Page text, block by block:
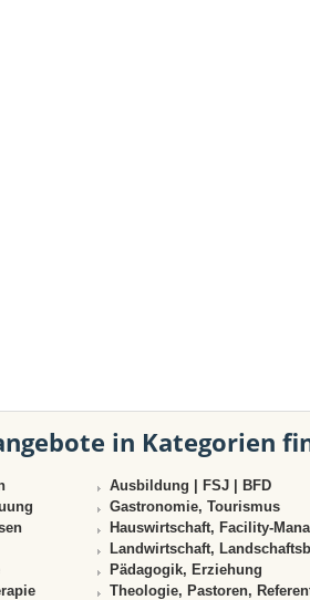
in Kategorien
Ausbildung | FSJ | BFD
Gastronomie, Tourismus
Hauswirtschaft, Facility-
Landwirtschaft,
Pädagogik, Erziehung
Theologie, Pastoren,